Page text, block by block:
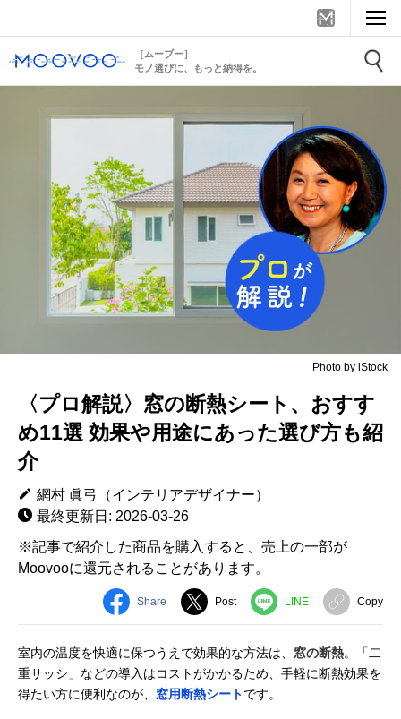
［ムーブー］
モノ選びに、もっと納得を。
Photo by iStock
〈プロ解説〉窓の断熱シート、おすす
め11選 効果や用途にあった選び方も紹
介
網村 眞弓（インテリアデザイナー）
最終更新日: 2026-03-26
※記事で紹介した商品を購入すると、売上の一部が
Moovooに還元されることがあります。
Share Post LINE Copy
室内の温度を快適に保つうえで効果的な方法は、 窓の断熱。「二
重サッシ」などの導入はコストがかかるため、手軽に断熱効果を
得たい方に便利なのが、 窓用断熱シートです。